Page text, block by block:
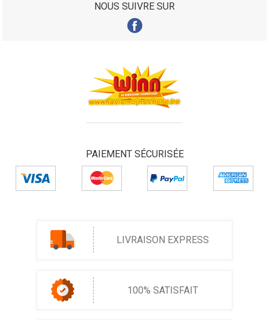
NOUS SUIVRE SUR
PAIEMENT SÉCURISÉE
LIVRAISON EXPRESS
100% SATISFAIT